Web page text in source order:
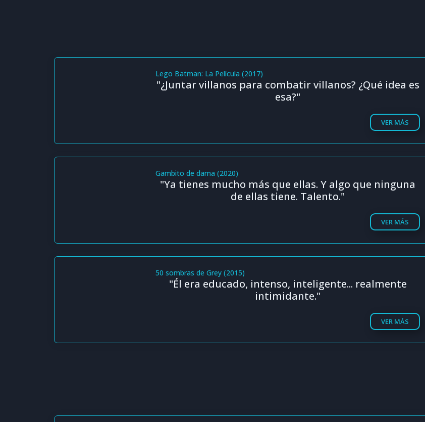
Lego Batman: La Película (2017)
"¿Juntar villanos para combatir villanos? ¿Qué idea es
esa?"
VER MÁS
Gambito de dama (2020)
"Ya tienes mucho más que ellas. Y algo que ninguna
de ellas tiene. Talento."
VER MÁS
50 sombras de Grey (2015)
"Él era educado, intenso, inteligente... realmente
intimidante."
VER MÁS